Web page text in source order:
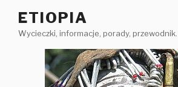
treści
ETIOPIA
Wycieczki, informacje, porady, przewodnik…